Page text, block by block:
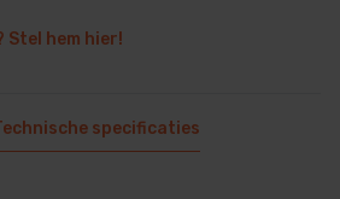
Stel hem hier!
specificaties